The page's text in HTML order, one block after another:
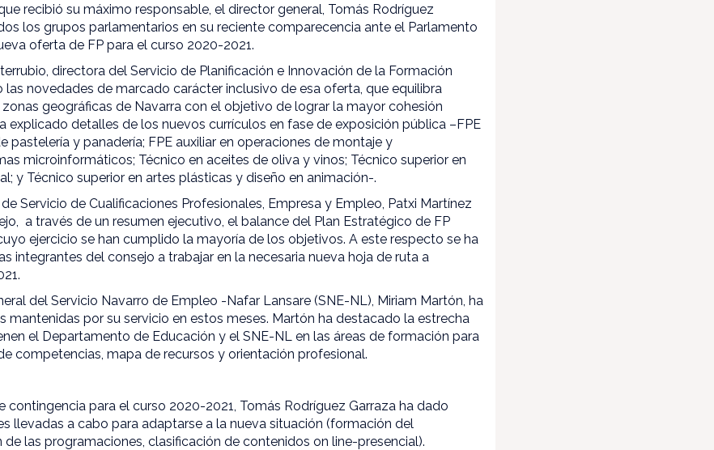
recibió su máximo responsable, el director general, Tomás Rodríguez
los grupos parlamentarios en su reciente comparecencia ante el Parlamento
oferta de FP para el curso 2020-2021.
directora del Servicio de Planificación e Innovación de la Formación
las novedades de marcado carácter inclusivo de esa oferta, que equilibra
geográficas de Navarra con el objetivo de lograr la mayor cohesión
explicado detalles de los nuevos currículos en fase de exposición pública –FPE
pastelería y panadería; FPE auxiliar en operaciones de montaje y
microinformáticos; Técnico en aceites de oliva y vinos; Técnico superior en
y Técnico superior en artes plásticas y diseño en animación-.
Servicio de Cualificaciones Profesionales, Empresa y Empleo, Patxi Martínez
a través de un resumen ejecutivo, el balance del Plan Estratégico de FP
ejercicio se han cumplido la mayoría de los objetivos. A este respecto se ha
integrantes del consejo a trabajar en la necesaria nueva hoja de ruta a
del Servicio Navarro de Empleo -Nafar Lansare (SNE-NL), Miriam Martón, ha
mantenidas por su servicio en estos meses. Martón ha destacado la estrecha
el Departamento de Educación y el SNE-NL en las áreas de formación para
competencias, mapa de recursos y orientación profesional.
contingencia para el curso 2020-2021, Tomás Rodríguez Garraza ha dado
llevadas a cabo para adaptarse a la nueva situación (formación del
las programaciones, clasificación de contenidos on line-presencial).